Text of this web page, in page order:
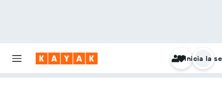
Inicia la